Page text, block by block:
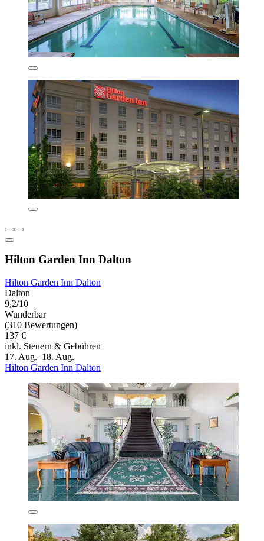
Hilton Garden Inn Dalton
Hilton Garden Inn Dalton
Dalton
9,2/10
Wunderbar
(310 Bewertungen)
137 €
inkl. Steuern & Gebühren
17. Aug.–18. Aug.
Hilton Garden Inn Dalton